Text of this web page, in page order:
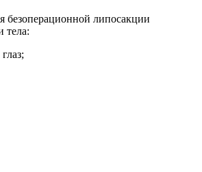
безоперационной липосакции
тела: